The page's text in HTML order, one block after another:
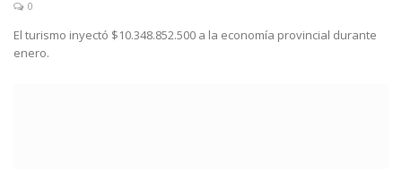
0
El turismo inyectó $10.348.852.500 a la economía provincial durante
enero.